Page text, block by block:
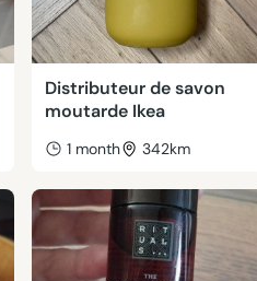
Distributeur de savon
moutarde Ikea
1 month 342km